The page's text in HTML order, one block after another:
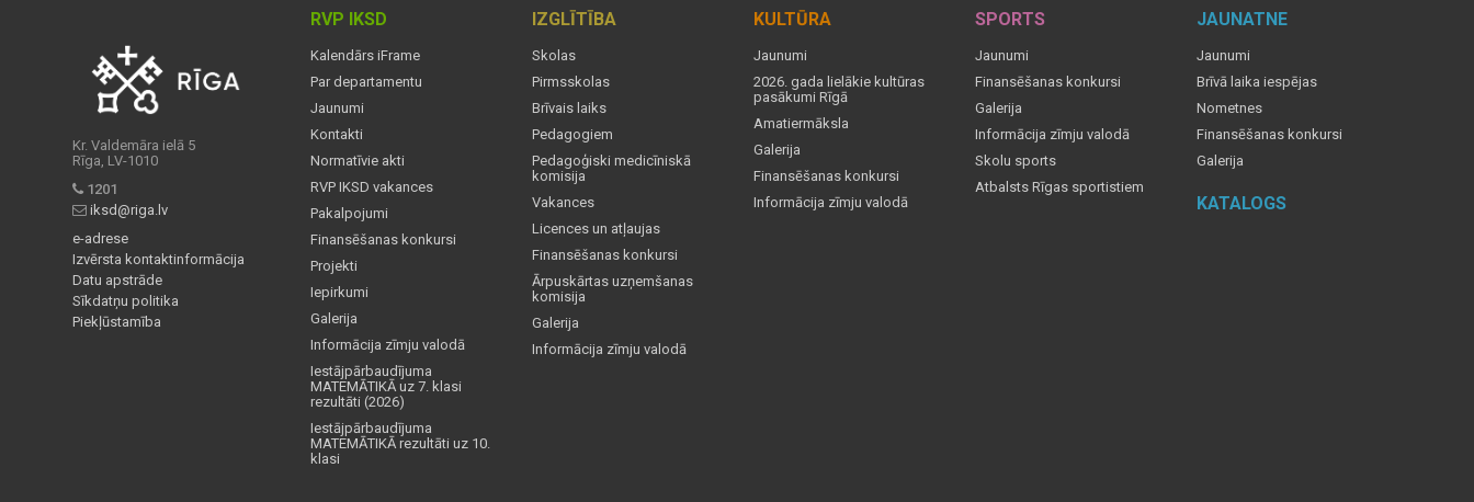
Kr. Valdemāra ielā 5
Rīga, LV-1010
1201
iksd@riga.lv
e-adrese
Izvērsta kontaktinformācija
Datu apstrāde
Sīkdatņu politika
Piekļūstamība
RVP IKSD
Kalendārs iFrame
Par departamentu
Jaunumi
Kontakti
Normatīvie akti
RVP IKSD vakances
Pakalpojumi
Finansēšanas konkursi
Projekti
Iepirkumi
Galerija
Informācija zīmju valodā
Iestājpārbaudījuma
MATEMĀTIKĀ uz 7. klasi
rezultāti (2026)
Iestājpārbaudījuma
MATEMĀTIKĀ rezultāti uz 10.
klasi
IZGLĪTĪBA
Skolas
Pirmsskolas
Brīvais laiks
Pedagogiem
Pedagoģiski medicīniskā
komisija
Vakances
Licences un atļaujas
Finansēšanas konkursi
Ārpuskārtas uzņemšanas
komisija
Galerija
Informācija zīmju valodā
KULTŪRA
Jaunumi
2026. gada lielākie kultūras
pasākumi Rīgā
Amatiermāksla
Galerija
Finansēšanas konkursi
Informācija zīmju valodā
SPORTS
Jaunumi
Finansēšanas konkursi
Galerija
Informācija zīmju valodā
Skolu sports
Atbalsts Rīgas sportistiem
JAUNATNE
Jaunumi
Brīvā laika iespējas
Nometnes
Finansēšanas konkursi
Galerija
KATALOGS